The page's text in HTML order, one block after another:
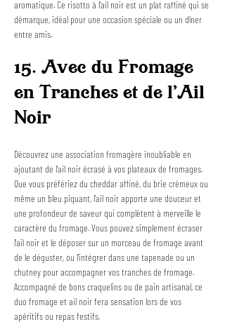
aromatique. Ce risotto à l'ail noir est un plat raffiné qui se
démarque, idéal pour une occasion spéciale ou un dîner
entre amis.
15. Avec du Fromage
en Tranches et de l'Ail
Noir
Découvrez une association fromagère inoubliable en
ajoutant de l'ail noir écrasé à vos plateaux de fromages.
Que vous préfériez du cheddar affiné, du brie crémeux ou
même un bleu piquant, l'ail noir apporte une douceur et
une profondeur de saveur qui complètent à merveille le
caractère du fromage. Vous pouvez simplement écraser
l'ail noir et le déposer sur un morceau de fromage avant
de le déguster, ou l'intégrer dans une tapenade ou un
chutney pour accompagner vos tranches de fromage.
Accompagné de bons craquelins ou de pain artisanal, ce
duo fromage et ail noir fera sensation lors de vos
apéritifs ou repas festifs.